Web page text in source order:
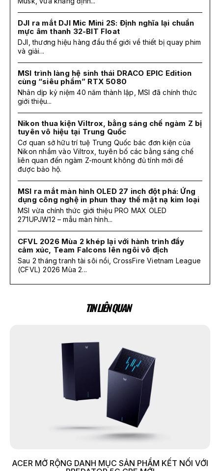
DJI ra mắt DJI Mic Mini 2S: Định nghĩa lại chuẩn
mực âm thanh 32-BIT Float
DJI, thương hiệu hàng đầu thế giới về thiết bị quay phim
và giải...
MSI trình làng hệ sinh thái DRACO EPIC Edition
cùng “siêu phẩm” RTX 5080
Nhân dịp kỷ niệm 40 năm thành lập, MSI đã chính thức
giới thiệu...
Nikon thua kiện Viltrox, bằng sáng chế ngàm Z bị
tuyên vô hiệu tại Trung Quốc
Cơ quan sở hữu trí tuệ Trung Quốc bác đơn kiện của
Nikon nhắm vào Viltrox, tuyên bố các bằng sáng chế
liên quan đến ngàm Z-mount không đủ tính mới để
được bảo hộ.
MSI ra mắt màn hình OLED 27 inch đột phá: Ứng
dụng công nghệ in phun thay thế mặt nạ kim loại
MSI vừa chính thức giới thiệu PRO MAX OLED
271UPJW12 – mẫu màn hình...
CFVL 2026 Mùa 2 khép lại với hành trình đầy
cảm xúc, Team Falcons lên ngôi vô địch
Sau 2 tháng tranh tài sôi nổi, CrossFire Vietnam League
(CFVL) 2026 Mùa 2...
TIN LIÊN QUAN
ACER MỞ RỘNG DANH MỤC SẢN PHẨM KẾT NỐI VỚI